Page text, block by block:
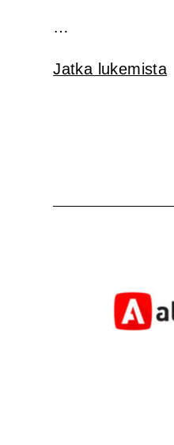
…
Jatka lukemista